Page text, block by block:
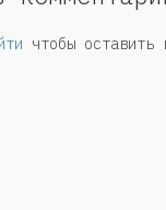
чтобы оставить